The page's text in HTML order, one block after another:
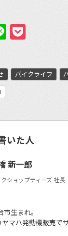
Line
バイクライフ
いた人
新一郎
ショップティーズ 社長
生まれ。
マハ発動機販売で